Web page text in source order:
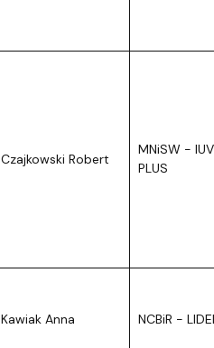
Czajkowski Robert
MNiSW -
PLUS
Kawiak Anna NCBiR -